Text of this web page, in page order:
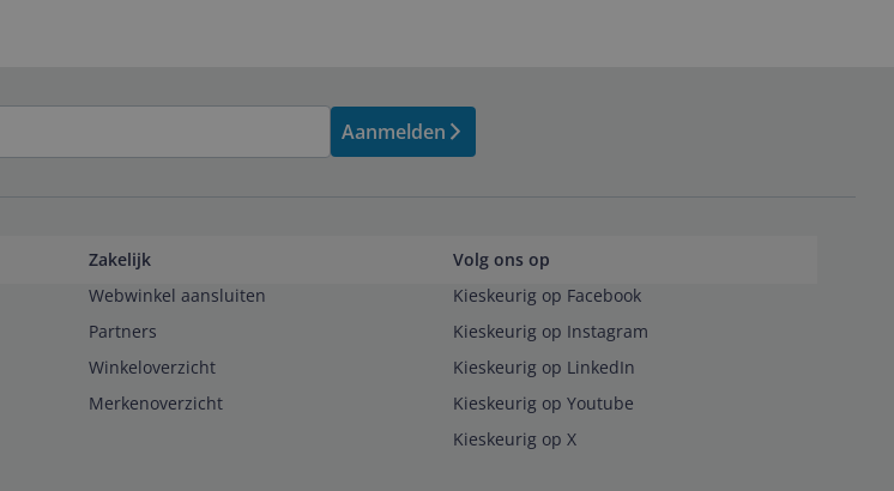
Aanmelden
Zakelijk
Webwinkel aansluiten
Partners
Winkeloverzicht
Merkenoverzicht
Volg ons op
Kieskeurig op Facebook
Kieskeurig op Instagram
Kieskeurig op LinkedIn
Kieskeurig op Youtube
Kieskeurig op X